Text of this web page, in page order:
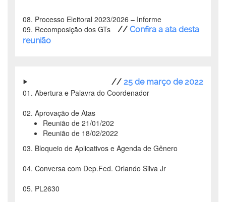
08. Processo Eleitoral 2023/2026 – Informe
09. Recomposição dos GTs
// Confira a ata desta
reunião
// 25 de março de 2022
01. Abertura e Palavra do Coordenador
02. Aprovação de Atas
Reunião de 21/01/202
Reunião de 18/02/2022
03. Bloqueio de Aplicativos e Agenda de Gênero
04. Conversa com Dep.Fed. Orlando Silva Jr
05. PL2630